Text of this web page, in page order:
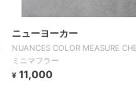
ニューヨーカー
NUANCES COLOR MEASURE
ミニマフラー
¥ 11,000